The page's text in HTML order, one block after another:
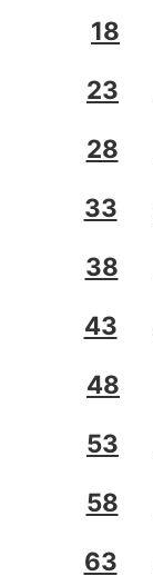
18
23
28
33
38
43
48
53
58
63